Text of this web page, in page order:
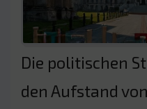
Die politischen
den Aufstand